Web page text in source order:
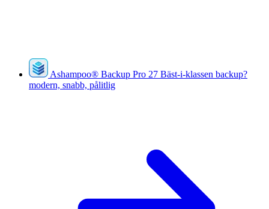
Ashampoo® Backup Pro 27 Bäst-i-klassen backup?
modern, snabb, pålitlig